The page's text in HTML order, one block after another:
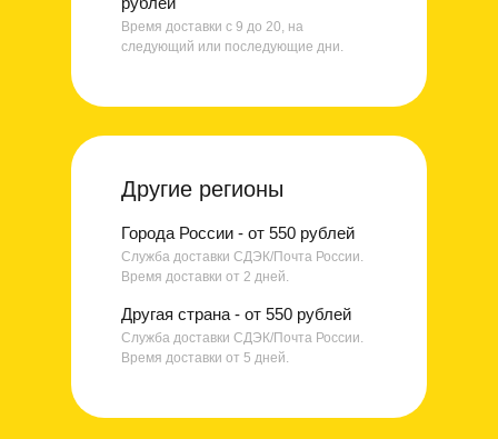
Время доставки с 9 до 20, на
следующий или последующие дни.
Другие регионы
Города России - от 550 рублей
Служба доставки СДЭК/Почта России.
Время доставки от 2 дней.
Другая страна - от 550 рублей
Служба доставки СДЭК/Почта России.
Время доставки от 5 дней.